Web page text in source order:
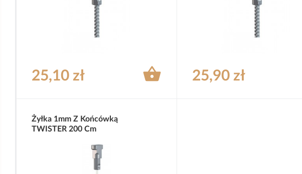
25,10 zł  25,90 zł
Żyłka 1mm Z Końcówką
TWISTER 200 Cm